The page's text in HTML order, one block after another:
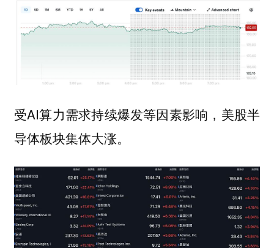
受AI算力需求持续爆发等因素影响，美股半
导体板块集体大涨。